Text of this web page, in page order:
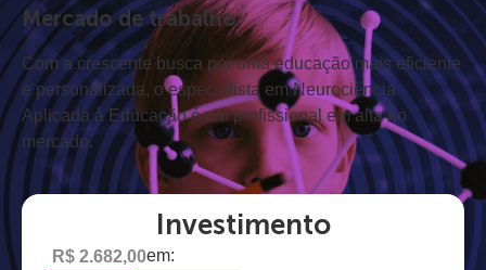
Mercado de trabalho
Com a crescente busca por uma educação mais eficiente
e personalizada, o especialista em Neurociência
Aplicada à Educação é um profissional em alta no
mercado.
Investimento
R$ 2.682,00em: